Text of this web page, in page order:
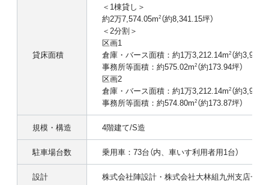
貸床面積
＜1棟貸し＞
約2万7,574.05m2（約8,341.15坪）
＜2分割＞
区画1
倉庫・バース面積：約1万3,212.14m2（約
事務所等面積：約575.02m2（約173.94坪）
区画2
倉庫・バース面積：約1万3,212.14m2（約
事務所等面積：約574.80m2（約173.87坪）
規模・構造 4階建て/S造
駐車場台数 乗用車：73台（内、車いす利用者用1台）
設計 株式会社陣設計・株式会社大林組九州支店一